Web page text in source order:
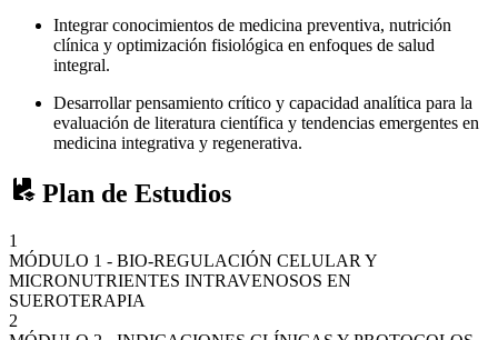
Integrar conocimientos de medicina preventiva, nutrición
clínica y optimización fisiológica en enfoques de salud
integral.
Desarrollar pensamiento crítico y capacidad analítica para la
evaluación de literatura científica y tendencias emergentes en
medicina integrativa y regenerativa.
Plan de Estudios
1
MÓDULO 1 - BIO-REGULACIÓN CELULAR Y
MICRONUTRIENTES INTRAVENOSOS EN
SUEROTERAPIA
2